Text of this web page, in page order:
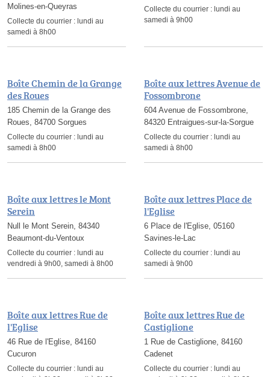
Molines-en-Queyras
Collecte du courrier : lundi au
samedi à 8h00
Collecte du courrier : lundi au
samedi à 9h00
Boîte Chemin de la Grange
des Roues
185 Chemin de la Grange des
Roues, 84700 Sorgues
Collecte du courrier : lundi au
samedi à 8h00
Boîte aux lettres Avenue de
Fossombrone
604 Avenue de Fossombrone,
84320 Entraigues-sur-la-Sorgue
Collecte du courrier : lundi au
samedi à 8h00
Boîte aux lettres le Mont
Serein
Null le Mont Serein, 84340
Beaumont-du-Ventoux
Collecte du courrier : lundi au
vendredi à 9h00, samedi à 8h00
Boîte aux lettres Place de
l'Eglise
6 Place de l'Eglise, 05160
Savines-le-Lac
Collecte du courrier : lundi au
samedi à 9h00
Boîte aux lettres Rue de
l'Eglise
46 Rue de l'Eglise, 84160
Cucuron
Collecte du courrier : lundi au
Boîte aux lettres Rue de
Castiglione
1 Rue de Castiglione, 84160
Cadenet
Collecte du courrier : lundi au